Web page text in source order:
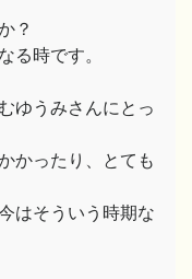
？
る時です。
ゆうみさんにとっ
かったり、とても
はそういう時期な